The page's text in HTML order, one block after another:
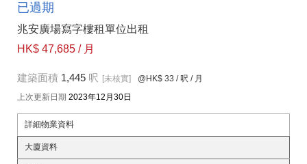
已過期
兆安廣場寫字樓租單位出租
HK$ 47,685 / 月
建築面積 1,445 呎 [未核實] @HK$ 33 / 呎 / 月
上次更新日期 2023年12月30日
詳細物業資料
大廈資料